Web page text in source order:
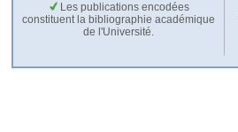
Les publications encodées
constituent la bibliographie académique
de l'Université.